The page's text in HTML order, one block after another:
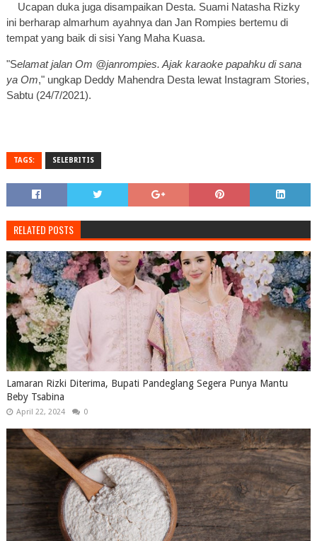
Ucapan duka juga disampaikan Desta. Suami Natasha Rizky
ini berharap almarhum ayahnya dan Jan Rompies bertemu di
tempat yang baik di sisi Yang Maha Kuasa.
"Selamat jalan Om @janrompies. Ajak karaoke papahku di sana
ya Om," ungkap Deddy Mahendra Desta lewat Instagram Stories,
Sabtu (24/7/2021).
TAGS: SELEBRITIS
RELATED POSTS
Lamaran Rizki Diterima, Bupati Pandeglang Segera Punya Mantu
Beby Tsabina
April 22, 2024 0